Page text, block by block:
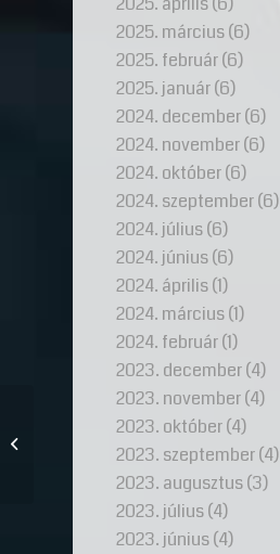
2025. március(6)
2025. február(6)
2025. január(6)
2024. december(6)
2024. november(6)
2024. október(6)
2024. szeptember(6)
2024. július(6)
2024. június(6)
2024. április(1)
2024. március(1)
2024. február(1)
2023. december(4)
2023. november(4)
2023. október(4)
2023. szeptember(4)
2023. augusztus(3)
2023. július(4)
2023. június(4)
Gyémántgyűrűk – az
eljegyzési gyűrűk
különbözőségei 1.